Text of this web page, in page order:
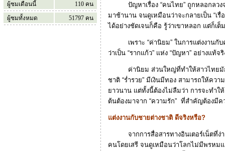
ผู้ชมเดือนนี้
110 คน
ผู้ชมทั้งหมด
51797 คน
ปัญหาเรื่อง “คนไทย” ถูกหลอกลวงจา
มาช้านาน จนดูเหมือนว่าจะกลายเป็น “เรื่
ได้อย่างชัดเจนก็คือ รู้ว่าเขาหลอก แต่ก็เต็
เพราะ “ค่านิยม” ในการแต่งงานกับ
ว่าเป็น “รากแก้ว” แห่ง “ปัญหา” อย่างแท้จริ
ค่านิยม ส่วนใหญ่ที่ทำให้สาวไทยมักเลื
ชาติ “ร่ำรวย” มีเงินมีทอง สามารถให้คว
ยาวนาน แต่ทั้งนี้ต้องไม่ลืมว่า การจะทำ
ต้นต้องมาจาก “ความรัก” ที่สำคัญต้องมีค
แต่งงานกับชายต่างชาติ ดีจริงหรือ?
จากการสื่อสารทางอินเตอร์เน็ตที่ง่าย
คนโดยเสรี จนดูเหมือนว่าโลกไม่มีพรหม